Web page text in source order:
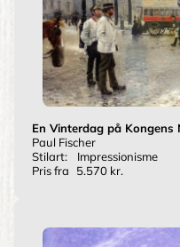
En Vinterdag på Kongens
Paul Fischer
Stilart:
Impressionisme
Pris fra
5.570 kr.